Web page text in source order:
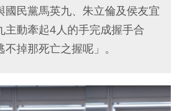
國民黨馬英九、朱立倫及侯友宜
主動牽起4人的手完成握手合
掉那死亡之握呢」。